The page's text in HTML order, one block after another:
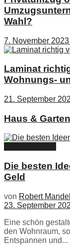
Wahl?
7. November
Laminat
Wohnungs-
21. September
Haus & Garten
Die besten
Geld
von Robert Mandel
23. September
Eine schön
den Wohnraum,
Entspannen und...